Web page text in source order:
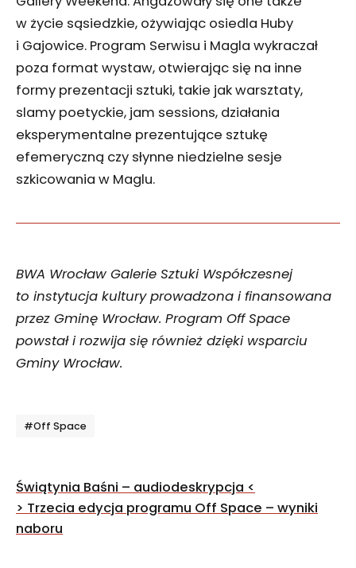
w życie sąsiedzkie, ożywiając osiedla Huby
i Gajowice. Program Serwisu i Magla wykraczał
poza format wystaw, otwierając się na inne
formy prezentacji sztuki, takie jak warsztaty,
slamy poetyckie, jam sessions, działania
eksperymentalne prezentujące sztukę
efemeryczną czy słynne niedzielne sesje
szkicowania w Maglu.
BWA Wrocław Galerie Sztuki Współczesnej
to instytucja kultury prowadzona i finansowana
przez Gminę Wrocław. Program Off Space
powstał i rozwija się również dzięki wsparciu
Gminy Wrocław.
#Off Space
Nawigacja
wpisu
Świątynia Baśni – audiodeskrypcja <
> Trzecia edycja programu Off Space – wyniki
naboru